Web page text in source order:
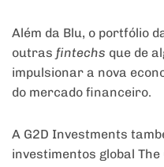
Além da Blu, o portfólio
outras fintechs que de
impulsionar a nova
do mercado financeiro.
A G2D Investments
investimentos global